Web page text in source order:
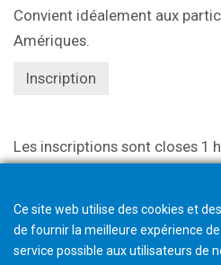
Convient idéalement aux
Amériques.
Inscription
Les inscriptions sont closes 1
Ce site web utilise des cookies et
de fournir la meilleure expérience
service possible aux utilisateurs de